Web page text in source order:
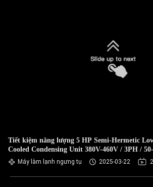
Tiết kiệm năng lượng 5 HP Semi-Hermetic
Cooled Condensing Unit 380V-460V / 3PH /
Máy làm lạnh ngưng tụ 2025-03-22